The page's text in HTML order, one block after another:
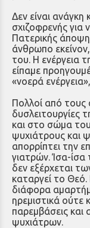
Δεν είναι ανάγκη
σχιζοφρενής για
Πατερικής
άνθρωπο
του. Η ενέργεια
είπαμε
«νοερά
Πολλοί από τους
δυσλειτουργίες
και στο σώμα
ψυχιάτρους και
απορρίπτει την
γιατρών. Ίσα-ίσα
δεν εξέρχεται
καταργεί το Θεό.
διάφορα
ηρεμιστικά ούτε
παρεμβάσεις
ψυχιάτρων.